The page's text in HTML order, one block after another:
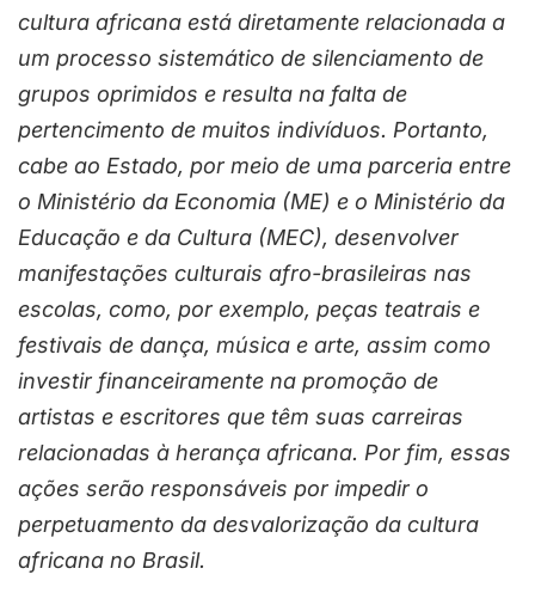
cultura africana está diretamente relacionada a
um processo sistemático de silenciamento de
grupos oprimidos e resulta na falta de
pertencimento de muitos indivíduos. Portanto,
cabe ao Estado, por meio de uma parceria entre
o Ministério da Economia (ME) e o Ministério da
Educação e da Cultura (MEC), desenvolver
manifestações culturais afro-brasileiras nas
escolas, como, por exemplo, peças teatrais e
festivais de dança, música e arte, assim como
investir financeiramente na promoção de
artistas e escritores que têm suas carreiras
relacionadas à herança africana. Por fim, essas
ações serão responsáveis por impedir o
perpetuamento da desvalorização da cultura
africana no Brasil.